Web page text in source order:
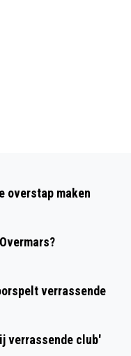
overstap maken
verrassende
verrassende club'